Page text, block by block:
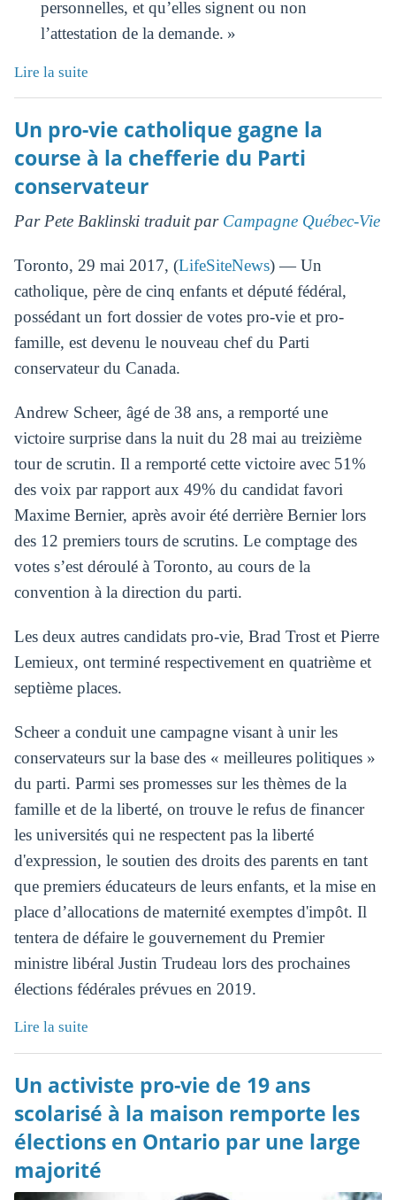
personnelles, et qu’elles signent ou non
l’attestation de la demande. »
Lire la suite
Un pro-vie catholique gagne la
course à la chefferie du Parti
conservateur
Par Pete Baklinski traduit par Campagne Québec-Vie
Toronto, 29 mai 2017, (LifeSiteNews) — Un
catholique, père de cinq enfants et député fédéral,
possédant un fort dossier de votes pro-vie et pro-
famille, est devenu le nouveau chef du Parti
conservateur du Canada.
Andrew Scheer, âgé de 38 ans, a remporté une
victoire surprise dans la nuit du 28 mai au treizième
tour de scrutin. Il a remporté cette victoire avec 51%
des voix par rapport aux 49% du candidat favori
Maxime Bernier, après avoir été derrière Bernier lors
des 12 premiers tours de scrutins. Le comptage des
votes s’est déroulé à Toronto, au cours de la
convention à la direction du parti.
Les deux autres candidats pro-vie, Brad Trost et Pierre
Lemieux, ont terminé respectivement en quatrième et
septième places.
Scheer a conduit une campagne visant à unir les
conservateurs sur la base des « meilleures politiques »
du parti. Parmi ses promesses sur les thèmes de la
famille et de la liberté, on trouve le refus de financer
les universités qui ne respectent pas la liberté
d'expression, le soutien des droits des parents en tant
que premiers éducateurs de leurs enfants, et la mise en
place d’allocations de maternité exemptes d'impôt. Il
tentera de défaire le gouvernement du Premier
ministre libéral Justin Trudeau lors des prochaines
élections fédérales prévues en 2019.
Lire la suite
Un activiste pro-vie de 19 ans
scolarisé à la maison remporte les
élections en Ontario par une large
majorité